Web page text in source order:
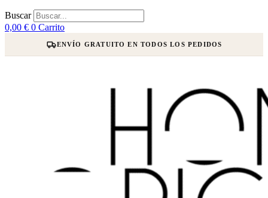
Buscar
0,00 € 0 Carrito
ENVÍO GRATUITO EN TODOS LOS PEDIDOS